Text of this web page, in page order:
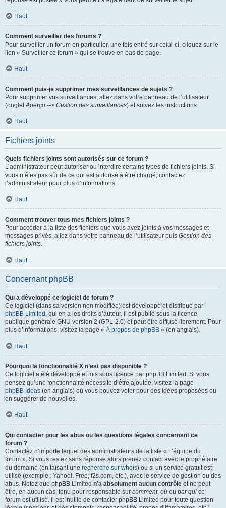
Haut
Comment surveiller des forums ?
Pour surveiller un forum en particulier, une fois entré sur celui-ci, cliquez sur le
lien « Surveiller ce forum » qui se trouve en bas de page.
Haut
Comment puis-je supprimer mes surveillances de sujets ?
Pour supprimer vos surveillances, allez dans votre panneau de l’utilisateur
(ongletAperçu --> Gestion des surveillances) et suivez les instructions.
Haut
Fichiers joints
Quels fichiers joints sont autorisés sur ce forum ?
L’administrateur peut autoriser ou interdire certains types de fichiers joints. Si
vous n’êtes pas sûr de ce qui est autorisé à être chargé, contactez
l’administrateur pour plus d’informations.
Haut
Comment trouver tous mes fichiers joints ?
Pour accéder à la liste des fichiers que vous avez joints à vos messages et
messages privés, allez dans votre panneau de l’utilisateur puis Gestion des
fichiers joints.
Haut
Concernant phpBB
Qui a développé ce logiciel de forum ?
Ce logiciel (dans sa version non modifiée) est développé et distribué par
phpBB Limited , qui en a les droits d’auteur. Il est publié sous la licence
publique générale GNU version 2 (GPL-2.0) et peut être diffusé librement. Pour
plus d’informations, visitez la page « À propos de phpBB » (en anglais).
Haut
Pourquoi la fonctionnalité X n’est pas disponible ?
Ce logiciel a été développé et mis sous licence par phpBB Limited. Si vous
pensez qu’une fonctionnalité nécessite d’être ajoutée, visitez la page
phpBB Ideas (en anglais) où vous pouvez voter pour des idées proposées ou
en suggérer de nouvelles.
Haut
Qui contacter pour les abus ou les questions légales concernant ce
forum ?
Contactez n’importe lequel des administrateurs de la liste « L’équipe du
forum ». Si vous restez sans réponse alors prenez contact avec le propriétaire
du domaine (en faisant une recherche sur whois) ou si un service gratuit est
utilisé (exemple : Yahoo!, Free, f2s.com, etc.), avec le service de gestion ou des
abus. Notez que phpBB Limited n’a absolument aucun contrôle et ne peut
être, en aucun cas, tenu pour responsable sur comment, où ou par qui ce
forum est utilisé. Il est inutile de contacter phpBB Limited pour toute question